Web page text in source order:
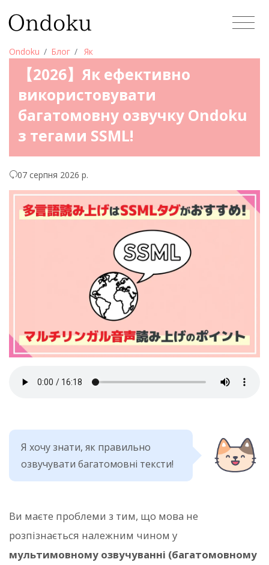
Ondoku Блог Як
【2026】Як ефективно
використовувати
багатомовну озвучку Ondoku
з тегами SSML!
07 серпня 2026 р.
Я хочу знати, як правильно
озвучувати багатомовні тексти!
Ви маєте проблеми з тим, що мова не
розпізнається належним чином у
мультимовному озвучуванні (багатомовному